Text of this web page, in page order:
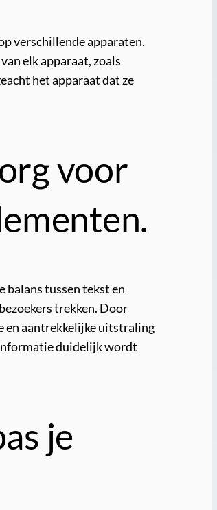
verschillende apparaten.
elk apparaat, zoals
het apparaat dat ze
voor
balans tussen tekst en
trekken. Door
en aantrekkelijke uitstraling
duidelijk wordt
je